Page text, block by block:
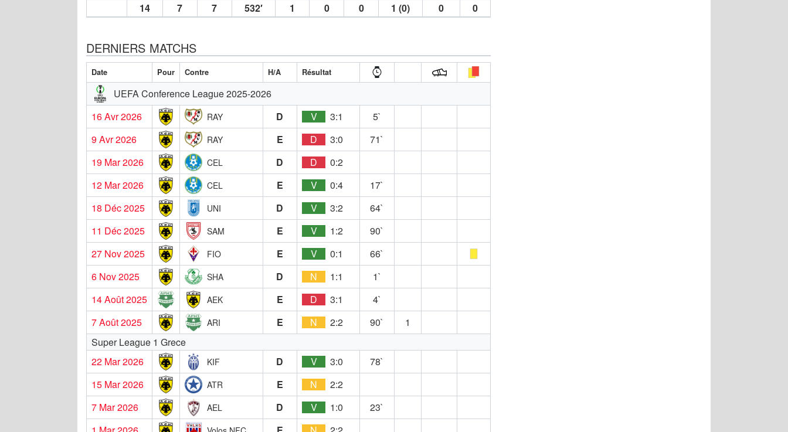
14 7 7 532′ 1 0 0 1 (0) 0 0
DERNIERS MATCHS
Date Pour Contre H/A Résultat
UEFA Conference League 2025-2026
16 Avr 2026
RAY D V 3:1
5`
9 Avr 2026
RAY E D 3:0
71`
19 Mar 2026
CEL D D
0:2
12 Mar 2026
CEL E V 0:4
17`
18 Déc 2025
UNI D V 3:2
64`
11 Déc 2025
SAM E V 1:2
90`
27 Nov 2025
FIO E V 0:1
66`
6 Nov 2025
SHA D N 1:1
1`
14 Août 2025
AEK E D 3:1
4`
7 Août 2025
ARI E N 2:2 90`
1
Super League 1 Grece
22 Mar 2026
KIF D V 3:0
78`
15 Mar 2026
ATR E N
2:2
7 Mar 2026
AEL D V 1:0
23`